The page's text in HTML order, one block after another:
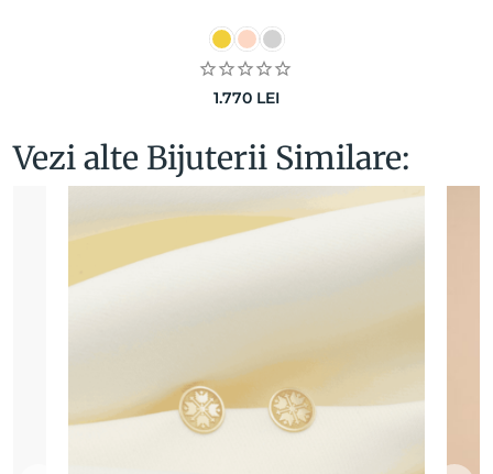
1.770 LEI
Vezi alte Bijuterii Similare: